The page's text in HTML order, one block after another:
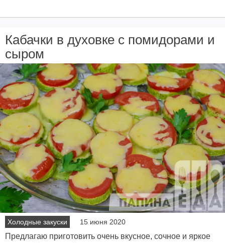
Кабачки в духовке с помидорами и
сыром
Холодные закуски 15 июня 2020
Предлагаю приготовить очень вкусное, сочное и яркое